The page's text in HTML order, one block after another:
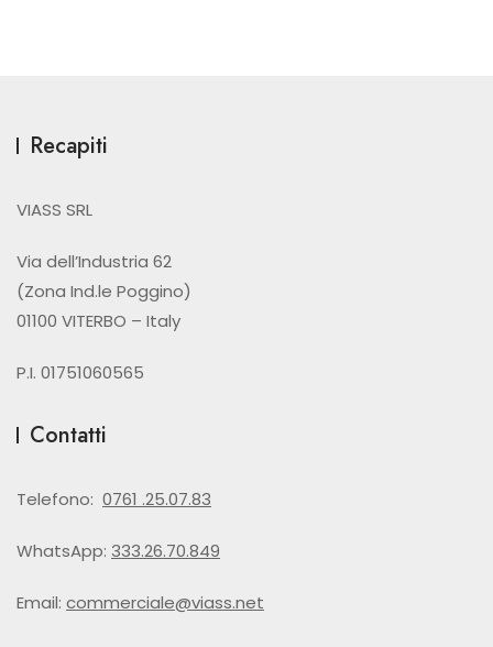
Recapiti
VIASS SRL
Via dell’Industria 62
(Zona Ind.le Poggino)
01100 VITERBO – Italy
P.I. 01751060565
Contatti
Telefono: 0761 .25.07.83
WhatsApp: 333.26.70.849
Email: commerciale@viass.net